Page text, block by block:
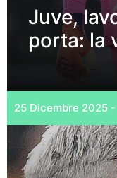
Juve,
porta: la
25 Dicembre 2025 -